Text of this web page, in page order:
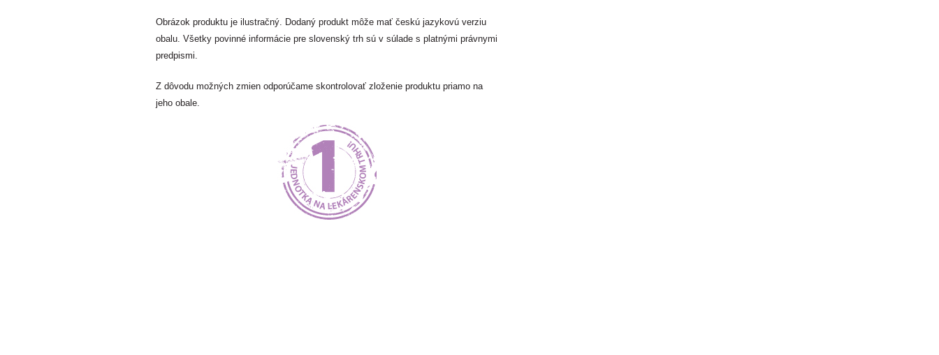
Obrázok produktu je ilustračný. Dodaný produkt môže mať českú jazykovú verziu
obalu. Všetky povinné informácie pre slovenský trh sú v súlade s platnými právnymi
predpismi.
Z dôvodu možných zmien odporúčame skontrolovať zloženie produktu priamo na
jeho obale.